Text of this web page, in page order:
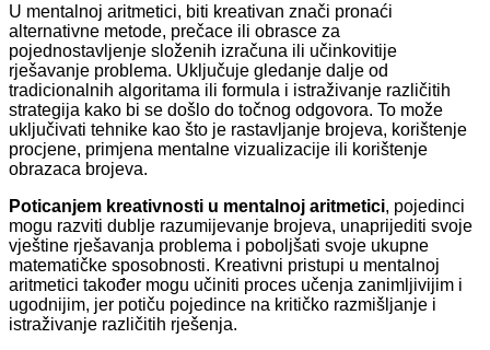
U mentalnoj aritmetici, biti kreativan znači pronaći
alternativne metode, prečace ili obrasce za
pojednostavljenje složenih izračuna ili učinkovitije
rješavanje problema. Uključuje gledanje dalje od
tradicionalnih algoritama ili formula i istraživanje različitih
strategija kako bi se došlo do točnog odgovora. To može
uključivati ​​tehnike kao što je rastavljanje brojeva, korištenje
procjene, primjena mentalne vizualizacije ili korištenje
obrazaca brojeva.
Poticanjem kreativnosti u mentalnoj aritmetici, pojedinci
mogu razviti dublje razumijevanje brojeva, unaprijediti svoje
vještine rješavanja problema i poboljšati svoje ukupne
matematičke sposobnosti. Kreativni pristupi u mentalnoj
aritmetici također mogu učiniti proces učenja zanimljivijim i
ugodnijim, jer potiču pojedince na kritičko razmišljanje i
istraživanje različitih rješenja.